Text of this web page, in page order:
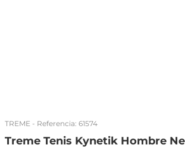
TREME - Referencia: 61574
Treme Tenis Kynetik Hombre